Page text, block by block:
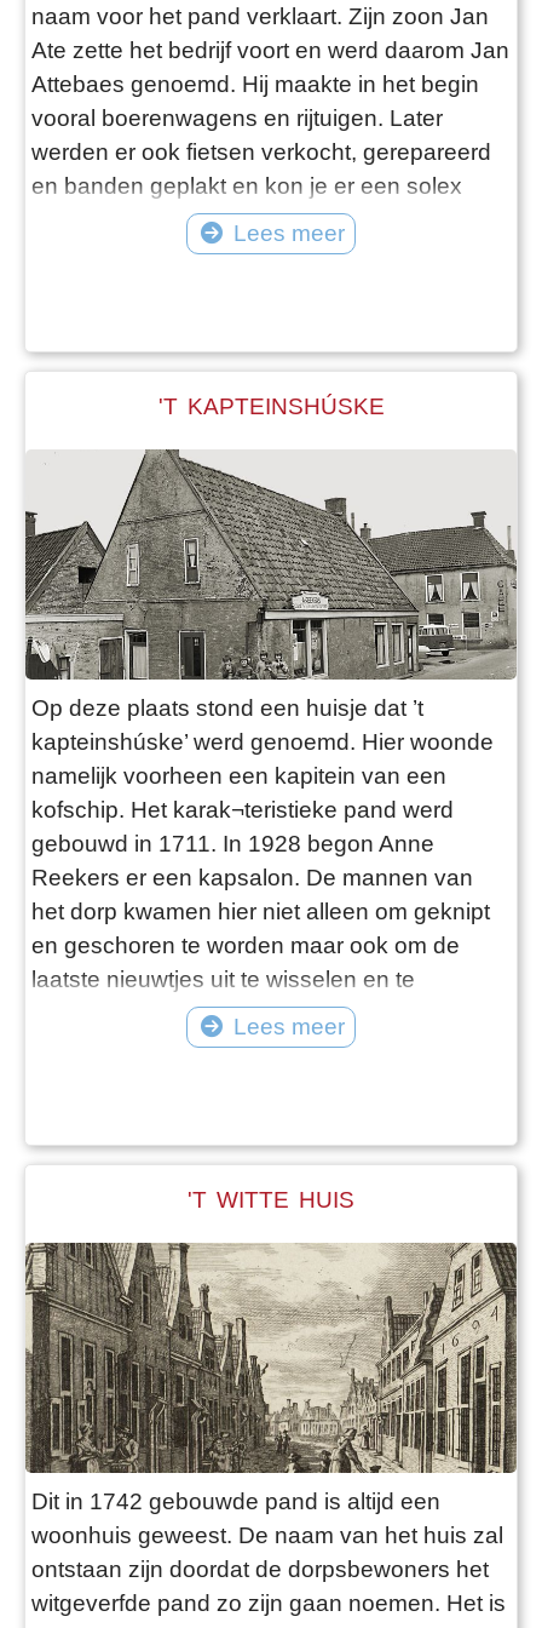
naam voor het pand verklaart. Zijn zoon Jan
Ate zette het bedrijf voort en werd daarom Jan
Attebaes genoemd. Hij maakte in het begin
vooral boerenwagens en rijtuigen. Later
werden er ook fietsen verkocht, gerepareerd
en banden geplakt en kon je er een solex
huren. In het linker pand begon Jan's broer
Rienk een smederij, waar hij onder andere de
Lees meer
'T KAPTEINSHÚSKE
Op deze plaats stond een huisje dat ’t
kapteinshúske’ werd genoemd. Hier woonde
namelijk voorheen een kapitein van een
kofschip. Het karak¬teristieke pand werd
gebouwd in 1711. In 1928 begon Anne
Reekers er een kapsalon. De mannen van
het dorp kwamen hier niet alleen om geknipt
en geschoren te worden maar ook om de
laatste nieuwtjes uit te wisselen en te
dammen. Omdat het ook een
ontmoetingsplek was kreeg de salon de naam
Nadat er in de nieuwjaarsnacht van 1987
Lees meer
'T WITTE HUIS
Dit in 1742 gebouwde pand is altijd een
woonhuis geweest. De naam van het huis zal
ontstaan zijn doordat de dorpsbewoners het
witgeverfde pand zo zijn gaan noemen. Het is